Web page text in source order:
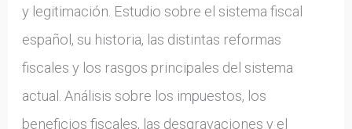
y legitimación. Estudio sobre el sistema fiscal
español, su historia, las distintas reformas
fiscales y los rasgos principales del sistema
actual. Análisis sobre los impuestos, los
beneficios fiscales, las desgravaciones y el